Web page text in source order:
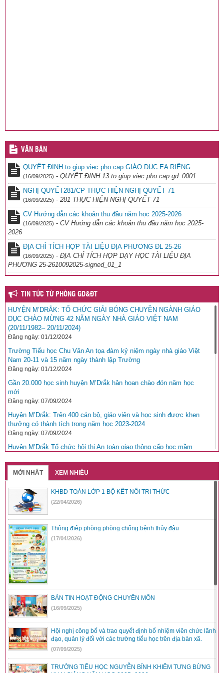
VĂN BẢN
QUYẾT ĐỊNH to giup viec pho cap GIÁO DỤC EA RIÊNG
(16/09/2025) - QUYẾT ĐỊNH 13 to giup viec pho cap gd_0001
NGHỊ QUYẾT281/CP THỰC HIỆN NGHỊ QUYẾT 71
(16/09/2025) - 281 THỰC HIỆN NGHỊ QUYẾT 71
CV Hướng dẫn các khoản thu đầu năm học 2025-2026
(16/09/2025) - CV Hướng dẫn các khoản thu đầu năm học 2025-
2026
ĐỊA CHỈ TÍCH HỢP TÀI LIỆU ĐỊA PHƯƠNG ĐL 25-26
(16/09/2025) - ĐỊA CHỈ TÍCH HỢP DẠY HỌC TÀI LIỆU ĐỊA
PHƯƠNG 25-2610092025-signed_01_1
TIN TỨC TỪ PHÒNG GD&ĐT
HUYỆN M’DRẮK: TỔ CHỨC GIẢI BÓNG CHUYỀN NGÀNH GIÁO
DỤC CHÀO MỪNG 42 NĂM NGÀY NHÀ GIÁO VIỆT NAM
(20/11/1982– 20/11/2024)
Đăng ngày: 01/12/2024
Trường Tiểu học Chu Văn An tọa đàm kỷ niệm ngày nhà giáo Việt
Nam 20-11 và 15 năm ngày thành lập Trường
Đăng ngày: 01/12/2024
Gần 20.000 học sinh huyện M’Drắk hân hoan chào đón năm học
mới
Đăng ngày: 07/09/2024
Huyện M’Drắk: Trên 400 cán bộ, giáo viên và học sinh được khen
thưởng có thành tích trong năm học 2023-2024
Đăng ngày: 07/09/2024
Huyện M’Drắk Tổ chức hội thi An toàn giao thông cấp học mầm
Đăng ngày: 23/04/2024
Báo GD&TĐ kết nối mang niềm vui cho học trò nghèo hiếu học tại
Đắk Lắk
Đăng ngày: 29/03/2024
Chuyên đề: Học tập và làm theo tư tưởng, phong cách Hồ Chí
Minh
Đăng ngày: 02/03/2024
Hội thao truyền thống ngành GD-ĐT huyện M’Drắk năm 2023
Đăng ngày: 29/02/2024
Trao hơn 550 phần quà tặng trẻ em khó khăn tại huyện M’Drắk
Đăng ngày: 29/02/2024
Chào mừng Ngày nhà giáo Việt Nam 20-11 nắm 2023
Đăng ngày: 20/11/2023
Mua máy tính bàn Đà Nẵng chính hãng, giá cực tốt tại Sky
Computer
Đăng ngày: 02/03/2020
Nghề điện lạnh có tương lai không? Ra trường làm gì
Đăng ngày: 20/05/2018
Cách giặt thú nhồi bông bằng máy giặt tại nhà
MỚI NHẤT XEM NHIỀU
KHBD TOÁN LỚP 1 BỘ KẾT NỐI TRI THỨC
(22/04/2026)
Thông điêp phòng phòng chống bệnh thủy đậu
(17/04/2026)
BẢN TIN HOẠT ĐỘNG CHUYÊN MÔN
(16/09/2025)
Hội nghị công bố và trao quyết định bổ nhiệm viên chức lãnh
đạo, quản lý đối với các trường tiểu học trên địa bàn xã.
(07/09/2025)
TRƯỜNG TIỂU HỌC NGUYỄN BỈNH KHIÊM TƯNG BỪNG